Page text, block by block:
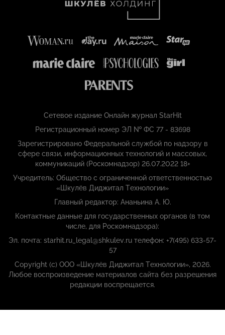
Сетевое издание Онлайн журнал StarHit
Регистрационный номер ЭЛ № ФС 77 - 83698
Зарегистрировано Федеральной службой по надзору в
сфере связи, информационных технологий и массовых,
коммуникаций (Роскомнадзор) 26.07.2022 18+
Учредитель: Общество с ограниченной ответственностью
«Шкулёв Диджитал Технологии»
Главный редактор: Ананьина А. Ю.
Контактные данные для государственных органов (в том
числе, для Роскомнадзора):
Эл. почта: starhit.ru_legal@shkulev.ru телефон: +7(495) 633-57-
57
Copyright (с) ООО «Шкулёв Диджитал Технологии», 2026.
Любое воспроизведение материалов сайта без разрешения
редакции воспрещается.